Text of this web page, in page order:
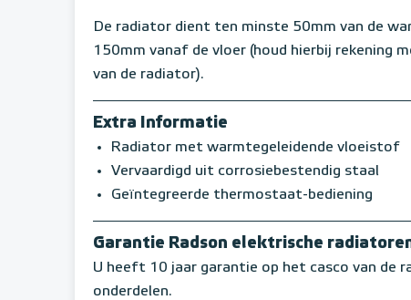
De radiator dient ten minste 50mm van de
150mm vanaf de vloer (houd hierbij rekening
van de radiator).
Extra Informatie
Radiator met warmtegeleidende vloeistof
Vervaardigd uit corrosiebestendig staal
Geïntegreerde thermostaat-bediening
Garantie Radson elektrische
U heeft 10 jaar garantie op het casco van de
onderdelen.